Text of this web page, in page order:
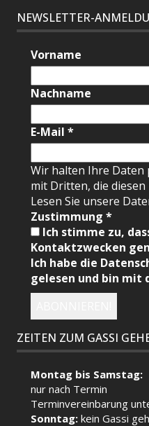
NEWSLETTER-
Vorname
Nachname
E-Mail*
Wir halten Ihre
mit Dritten, die
Lesen Sie unsere
Zustimmung*
Ich stimme zu,
Kontaktzwecken
Ich habe die
gelesen und bin mit
ZEITEN ZUM GASSI
Montag bis Samstag:
nur nach Termin
Terminvereinbarung
Sonntag:kein Gassi